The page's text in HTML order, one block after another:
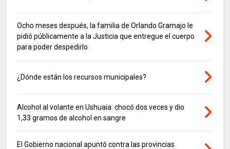
Ocho meses después, la familia de Orlando Gramajo le
pidió públicamente a la Justicia que entregue el cuerpo
para poder despedirlo
¿Dónde están los recursos municipales?
Alcohol al volante en Ushuaia: chocó dos veces y dio
1,33 gramos de alcohol en sangre
El Gobierno nacional apuntó contra las provincias